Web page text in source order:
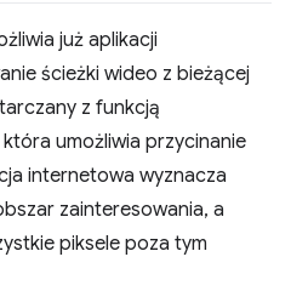
już aplikacji
ścieżki wideo z bieżącej
z funkcją
umożliwia przycinanie
internetowa wyznacza
zainteresowania, a
piksele poza tym